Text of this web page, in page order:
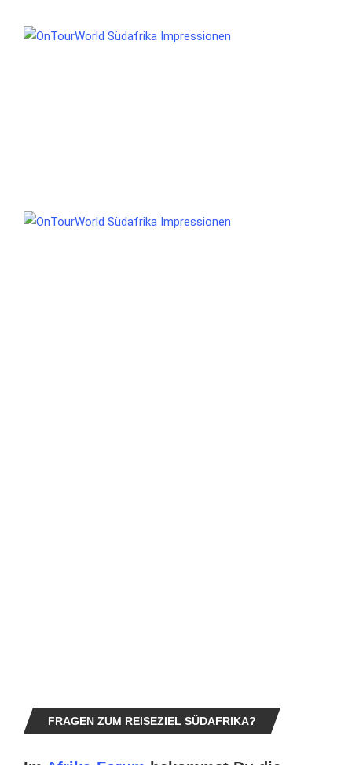
FRAGEN ZUM REISEZIEL SÜDAFRIKA?